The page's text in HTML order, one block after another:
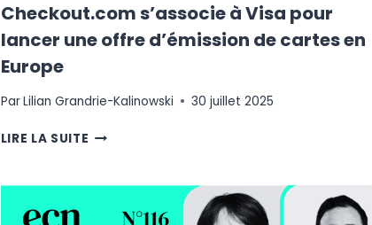
Checkout.com s’associe à Visa pour
lancer une offre d’émission de cartes en
Europe
ParLilian Grandrie-Kalinowski 30 juillet 2025
LIRE LA SUITE CHECKOUT.COM
VISA
POUR